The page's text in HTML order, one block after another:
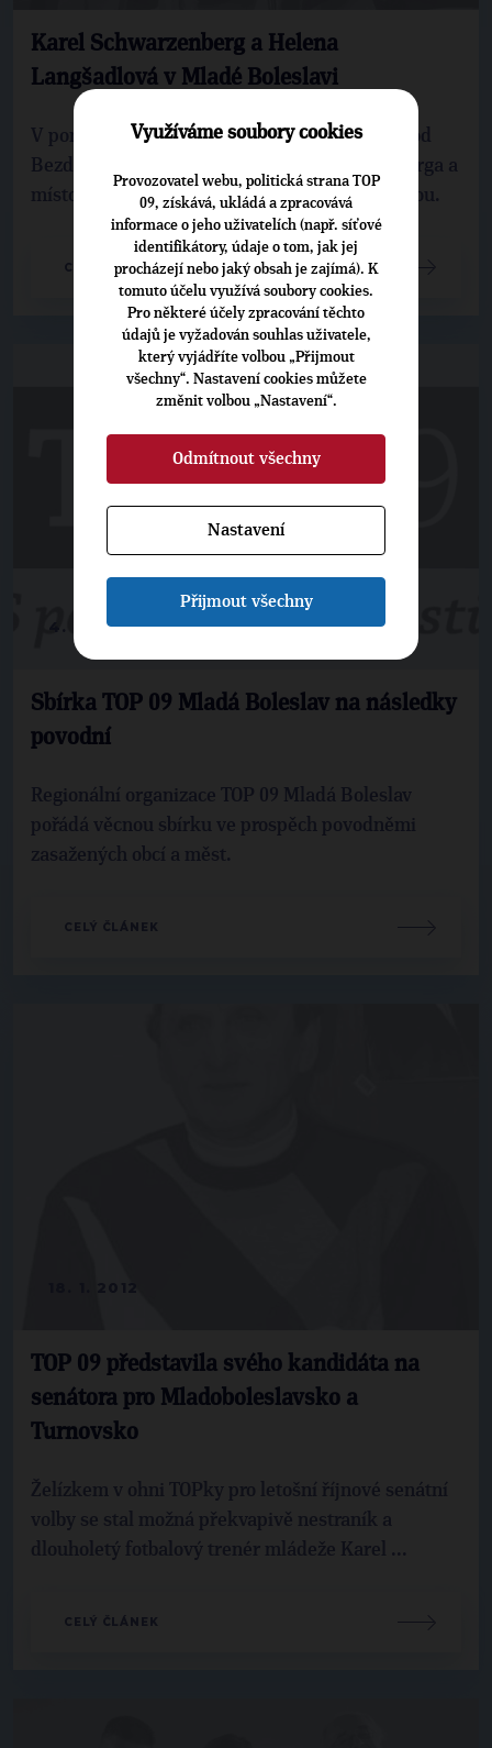
Karel Schwarzenberg a Helena
Langšadlová v Mladé Boleslavi
V pondělí 23. září 2013 jsme přivítali v Bělé pod
Bezdězem pana předsedu Karla Schwarzenberga a
místopředsedkyni TOP 09 Helenu Langšádlovou.
CELÝ ČLÁNEK
4. 6. 2013
Sbírka TOP 09 Mladá Boleslav na následky
povodní
Regionální organizace TOP 09 Mladá Boleslav
pořádá věcnou sbírku ve prospěch povodněmi
zasažených obcí a měst.
CELÝ ČLÁNEK
TOP 09 představila svého kandidáta na
senátora pro Mladoboleslavsko a
Turnovsko
Želízkem v ohni TOPky pro letošní říjnové senátní
volby se stal možná překvapivě nestraník a
dlouholetý fotbalový trenér mládeže Karel ...
CELÝ ČLÁNEK
Využíváme soubory cookies
Provozovatel webu, politická strana TOP
09, získává, ukládá a zpracovává
informace o jeho uživatelích (např. síťové
identifikátory, údaje o tom, jak jej
procházejí nebo jaký obsah je zajímá). K
tomuto účelu využívá soubory cookies.
Pro některé účely zpracování těchto
údajů je vyžadován souhlas uživatele,
který vyjádříte volbou „Přijmout
všechny“. Nastavení cookies můžete
změnit volbou „Nastavení“.
Odmítnout všechny
Nastavení
Přijmout všechny